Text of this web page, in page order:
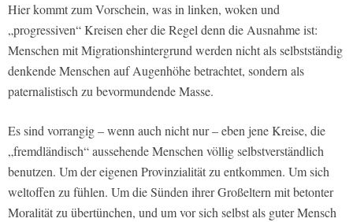
Hier kommt zum Vorschein, was in linken, woken und
„progressiven“ Kreisen eher die Regel denn die Ausnahme ist:
Menschen mit Migrationshintergrund werden nicht als selbstständig
denkende Menschen auf Augenhöhe betrachtet, sondern als
paternalistisch zu bevormundende Masse.
Es sind vorrangig – wenn auch nicht nur – eben jene Kreise, die
„fremdländisch“ aussehende Menschen völlig selbstverständlich
benutzen. Um der eigenen Provinzialität zu entkommen. Um sich
weltoffen zu fühlen. Um die Sünden ihrer Großeltern mit betonter
Moralität zu übertünchen, und um vor sich selbst als guter Mensch